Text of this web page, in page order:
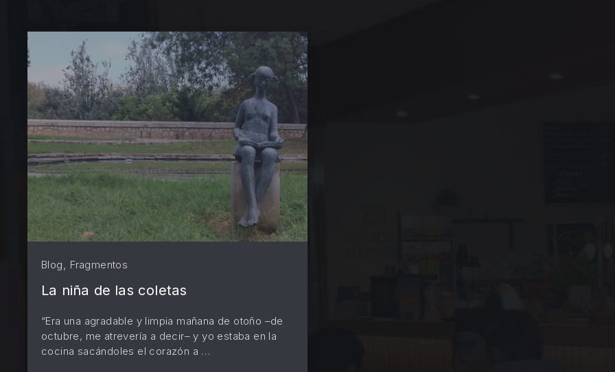
Blog Fragmentos
La niña de las coletas
“Era una agradable y limpia mañana de otoño –de
octubre, me atrevería a decir– y yo estaba en la
cocina sacándoles el corazón a …
PREVIOUS